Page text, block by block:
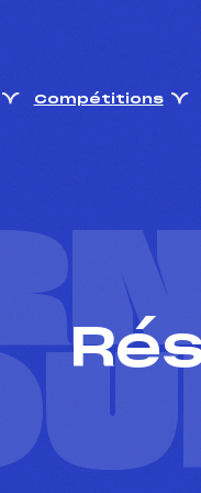
Compétitions